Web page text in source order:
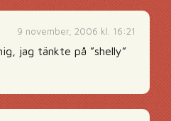
9 november, 2006 kl. 16:21
jag tänkte på ”shelly”